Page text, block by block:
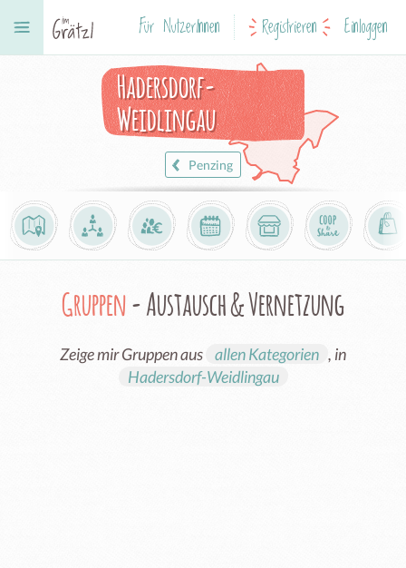
Für NutzerInnen Registrieren Einloggen
Hadersdorf-
Weidlingau
Penzing
Gruppen- Austausch & Vernetzung
Zeige mir Gruppen aus allen Kategorien , in
Hadersdorf-Weidlingau